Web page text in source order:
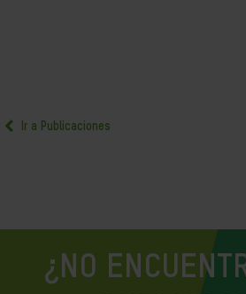
Ir a Publicaciones
¿NO